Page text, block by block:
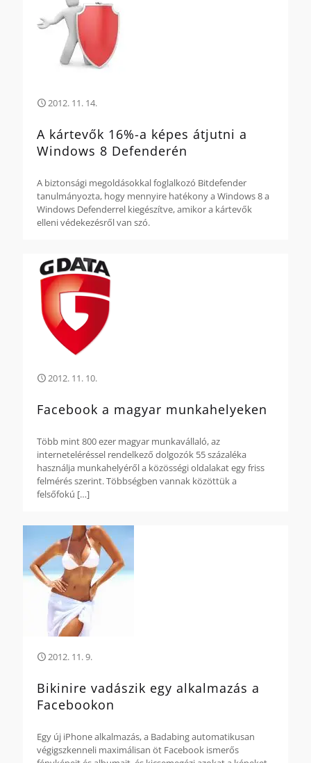
2012. 11. 14.
A kártevők 16%-a képes átjutni a
Windows 8 Defenderén
A biztonsági megoldásokkal foglalkozó Bitdefender
tanulmányozta, hogy mennyire hatékony a Windows 8 a
Windows Defenderrel kiegészítve, amikor a kártevők
elleni védekezésről van szó.
2012. 11. 10.
Facebook a magyar munkahelyeken
Több mint 800 ezer magyar munkavállaló, az
interneteléréssel rendelkező dolgozók 55 százaléka
használja munkahelyéről a közösségi oldalakat egy friss
felmérés szerint. Többségben vannak közöttük a
felsőfokú […]
2012. 11. 9.
Bikinire vadászik egy alkalmazás a
Facebookon
Egy új iPhone alkalmazás, a Badabing automatikusan
végigszkenneli maximálisan öt Facebook ismerős